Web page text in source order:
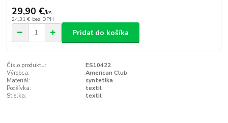
29,90 €/ks
24,31 € bez DPH
Pridať do košíka
Číslo produktu:
ES10422
Výrobca:
American Club
Materiál:
syntetika
Podšívka:
textil
Stielka:
textil